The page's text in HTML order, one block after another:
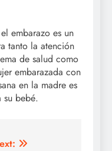
embarazo es un
tanto la atención
de salud como
embarazada con
en la madre es
su bebé.